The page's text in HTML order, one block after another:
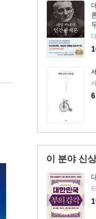
이 분야 신